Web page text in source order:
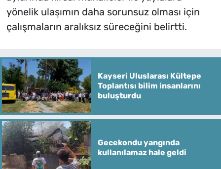
yönelik ulaşımın daha sorunsuz olması için
çalışmaların aralıksız süreceğini belirtti.
Kayseri Uluslarası Kültepe
Toplantısı bilim insanlarını
buluşturdu
Gecekondu yangında
kullanılamaz hale geldi